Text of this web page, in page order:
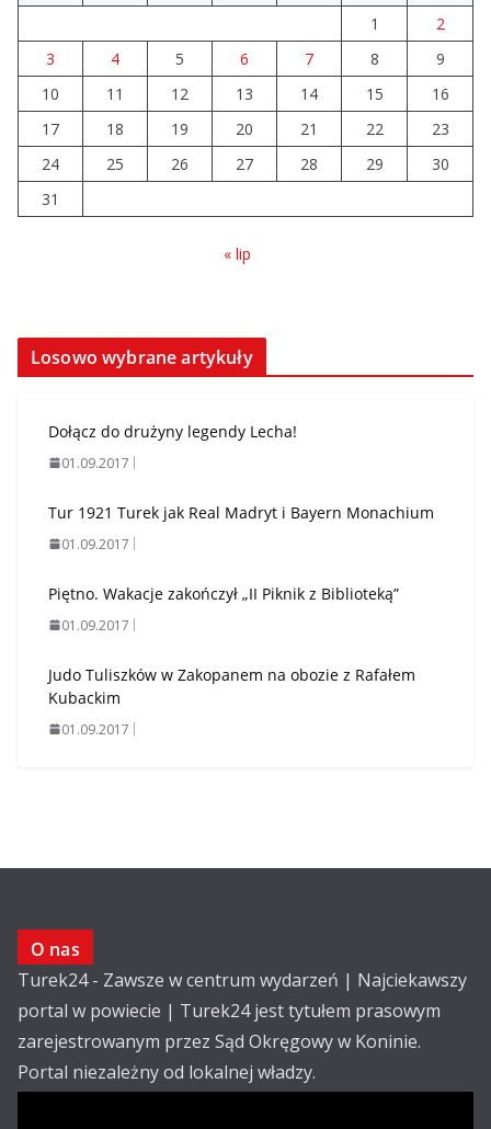
1
2
3
4 5 6 7 8
9
10
11 12 13 14 15
16
17
18 19 20 21 22
23
24
25 26 27 28 29
30
31
« lip
Losowo wybrane artykuły
Dołącz do drużyny legendy Lecha!
01.09.2017
Tur 1921 Turek jak Real Madryt i Bayern Monachium
01.09.2017
Piętno. Wakacje zakończył „II Piknik z Biblioteką”
01.09.2017
Judo Tuliszków w Zakopanem na obozie z Rafałem
Kubackim
01.09.2017
O nas
Turek24 - Zawsze w centrum wydarzeń | Najciekawszy
portal w powiecie | Turek24 jest tytułem prasowym
zarejestrowanym przez Sąd Okręgowy w Koninie.
Portal niezależny od lokalnej władzy.